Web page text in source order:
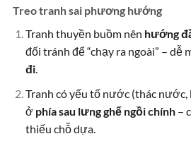
Treo tranh sai phương hướng
Tranh thuyền buồm nên hướng
đối tránh để “chạy ra ngoài” – dễ
đi.
Tranh có yếu tố nước (thác
ở phía sau lưng ghế ngồi chính–
thiếu chỗ dựa.